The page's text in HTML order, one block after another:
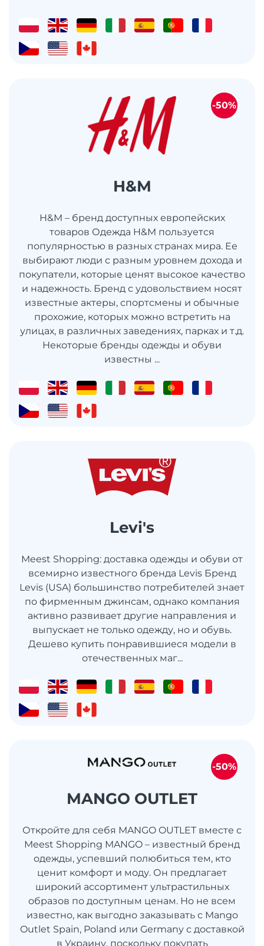
H&M
H&M – бренд доступных европейских
товаров Одежда H&M пользуется
популярностью в разных странах мира. Ее
выбирают люди с разным уровнем дохода и
покупатели, которые ценят высокое качество
и надежность. Бренд с удовольствием носят
известные актеры, спортсмены и обычные
прохожие, которых можно встретить на
улицах, в различных заведениях, парках и т.д.
Некоторые бренды одежды и обуви
известны ...
-50%
Levi's
Meest Shopping: доставка одежды и обуви от
всемирно известного бренда Levis Бренд
Levis (USA) большинство потребителей знает
по фирменным джинсам, однако компания
активно развивает другие направления и
выпускает не только одежду, но и обувь.
Дешево купить понравившиеся модели в
отечественных маг...
MANGO OUTLET
Откройте для себя MANGO OUTLET вместе с
Meest Shopping MANGO – известный бренд
одежды, успевший полюбиться тем, кто
ценит комфорт и моду. Он предлагает
широкий ассортимент ультрастильных
образов по доступным ценам. Но не всем
известно, как выгодно заказывать с Mango
Outlet Spain, Poland или Germany с доставкой
в ​​Украину, поскольку покупать
-50%